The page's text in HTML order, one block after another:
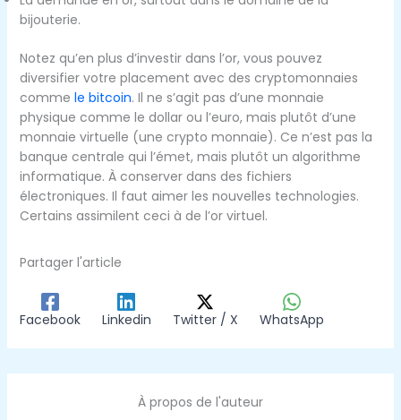
bijouterie.
Notez qu’en plus d’investir dans l’or, vous pouvez
diversifier votre placement avec des cryptomonnaies
comme le bitcoin. Il ne s’agit pas d’une monnaie
physique comme le dollar ou l’euro, mais plutôt d’une
monnaie virtuelle (une crypto monnaie). Ce n’est pas la
banque centrale qui l’émet, mais plutôt un algorithme
informatique. À conserver dans des fichiers
électroniques. Il faut aimer les nouvelles technologies.
Certains assimilent ceci à de l’or virtuel.
Partager l'article
Facebook Linkedin Twitter / X WhatsApp
À propos de l'auteur